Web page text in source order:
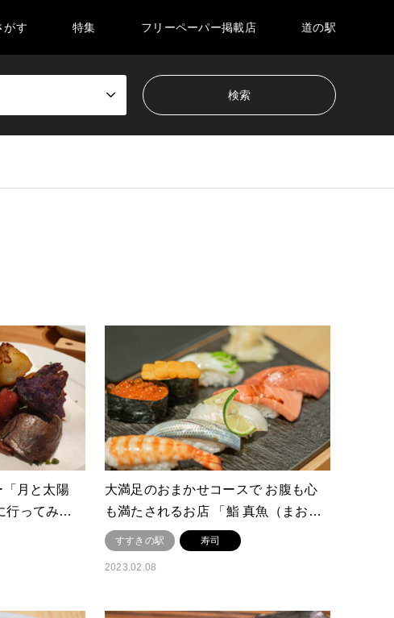
がす 特集 フリーペーパー掲載店 道の駅
「月と太陽
行ってみ…
大満足のおまかせコースで お腹も心
も満たされるお店 「鮨 真魚（まお…
すすきの駅 寿司
2023.02.08